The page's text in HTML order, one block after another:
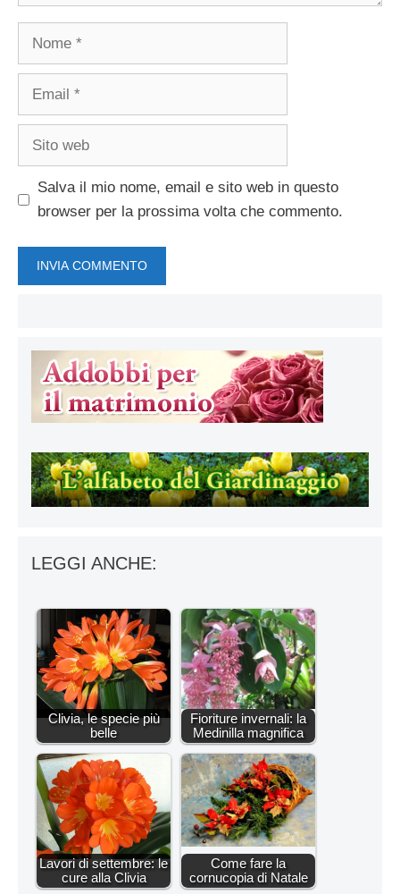
Nome
Email
Sito
Salva il mio nome, email e sito web in questo
browser per la prossima volta che commento.
LEGGI ANCHE:
Clivia, le specie più
belle
Fioriture invernali: la
Medinilla magnifica
Lavori di settembre: le
cure alla Clivia
Come fare la
cornucopia di Natale